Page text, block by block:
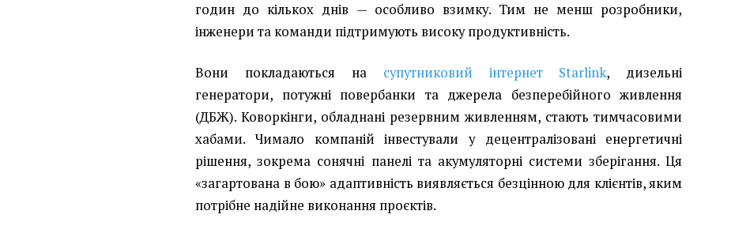
годин до кількох днів — особливо взимку. Тим не менш розробники,
інженери та команди підтримують високу продуктивність.
Вони покладаються на супутниковий інтернет Starlink, дизельні
генератори, потужні повербанки та джерела безперебійного живлення
(ДБЖ). Коворкінги, обладнані резервним живленням, стають тимчасовими
хабами. Чимало компаній інвестували у децентралізовані енергетичні
рішення, зокрема сонячні панелі та акумуляторні системи зберігання. Ця
«загартована в бою» адаптивність виявляється безцінною для клієнтів, яким
потрібне надійне виконання проєктів.